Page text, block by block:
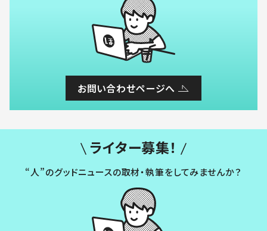
お問い合わせページへ
ライター募集！
“人”のグッドニュースの取材・執筆をしてみませんか？